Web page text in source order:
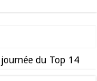
incontournable de
du Top 14